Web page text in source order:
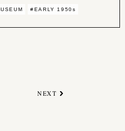
#EARLY 1950s
NEXT